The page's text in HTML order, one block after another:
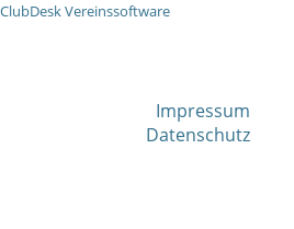
Vereinssoftware
Impressum
Datenschutz